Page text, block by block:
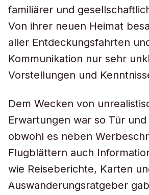
familiärer und
Von ihrer neuen Heimat
aller Entdeckungsfahrten
Kommunikation nur sehr
Vorstellungen und
Dem Wecken von
Erwartungen war so Tür
obwohl es neben
Flugblättern auch
wie Reiseberichte, Karten
Auswanderungsratgeber